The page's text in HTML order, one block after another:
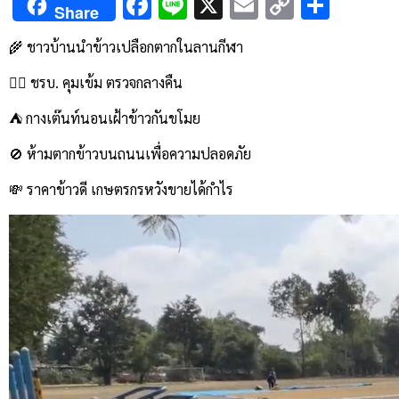
Share
🌾 ชาวบ้านนำข้าวเปลือกตากในลานกีฬา
👮‍♂️ ชรบ. คุมเข้ม ตรวจกลางคืน
⛺️ กางเต๊นท์นอนเฝ้าข้าวกันขโมย
🚫 ห้ามตากข้าวบนถนนเพื่อความปลอดภัย
💸 ราคาข้าวดี เกษตรกรหวังขายได้กำไร